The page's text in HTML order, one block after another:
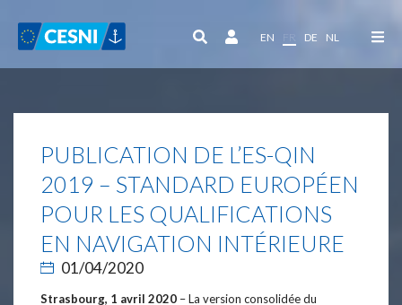
EN FR DE NL
PUBLICATION DE L’ES-QIN
2019 – STANDARD EUROPÉEN
POUR LES QUALIFICATIONS
EN NAVIGATION INTÉRIEURE
01/04/2020
Strasbourg, 1 avril 2020 – La version consolidée du